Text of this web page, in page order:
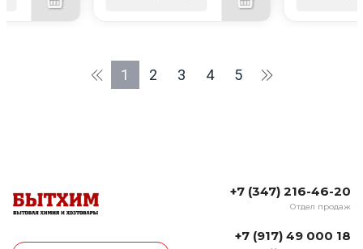
1 2 3 4 5
+7 (347) 216-46-20
Отдел продаж
+7 (917) 49 000 18